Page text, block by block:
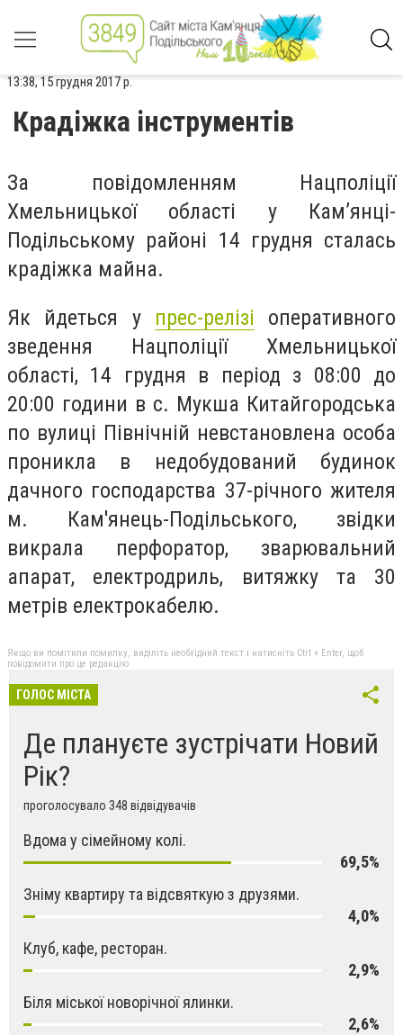
13:38, 15 грудня 2017 р.
Крадіжка інструментів
За повідомленням Нацполіції
Хмельницької області у Кам’янці-
Подільському районі 14 грудня сталась
крадіжка майна.
Як йдеться у прес-релізі оперативного
зведення Нацполіції Хмельницької
області, 14 грудня в період з 08:00 до
20:00 години в с. Мукша Китайгородська
по вулиці Північній невстановлена особа
проникла в недобудований будинок
дачного господарства 37-річного жителя
м. Кам'янець-Подільського, звідки
викрала перфоратор, зварювальний
апарат, електродриль, витяжку та 30
метрів електрокабелю.
Якщо ви помітили помилку, виділіть необхідний текст і натисніть Ctrl + Enter, щоб
повідомити про це редакцію
ГОЛОС МІСТА
Де плануєте зустрічати Новий
Рік?
проголосувало 348 відвідувачів
Вдома у сімейному колі.
69,5%
Зніму квартиру та відсвяткую з друзями.
4,0%
Клуб, кафе, ресторан.
2,9%
Біля міської новорічної ялинки.
2,6%